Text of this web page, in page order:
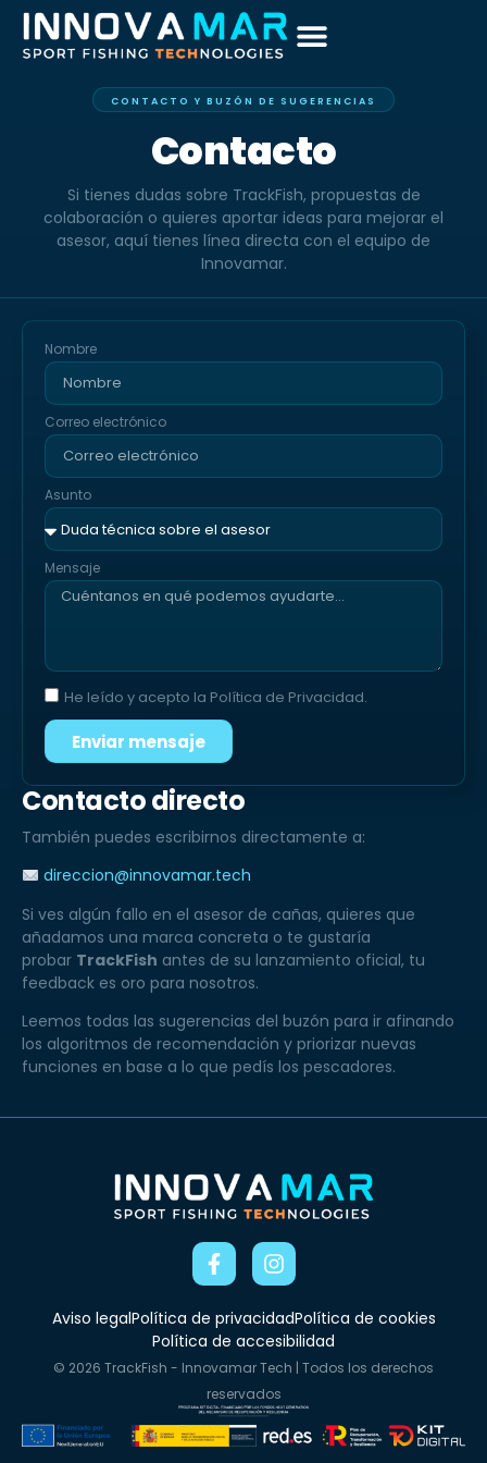
CONTACTO Y BUZÓN DE SUGERENCIAS
Contacto
Si tienes dudas sobre TrackFish, propuestas de
colaboración o quieres aportar ideas para mejorar el
asesor, aquí tienes línea directa con el equipo de
Innovamar.
Nombre
Correo electrónico
Asunto
Mensaje
He leído y acepto la Política de Privacidad.
Enviar mensaje
Contacto directo
También puedes escribirnos directamente a:
direccion@innovamar.tech
Si ves algún fallo en el asesor de cañas, quieres que
añadamos una marca concreta o te gustaría
probar TrackFish antes de su lanzamiento oficial, tu
feedback es oro para nosotros.
Leemos todas las sugerencias del buzón para ir afinando
los algoritmos de recomendación y priorizar nuevas
funciones en base a lo que pedís los pescadores.
Aviso legalPolítica de privacidadPolítica de cookies
Política de accesibilidad
© 2026 TrackFish - Innovamar Tech | Todos los derechos
reservados